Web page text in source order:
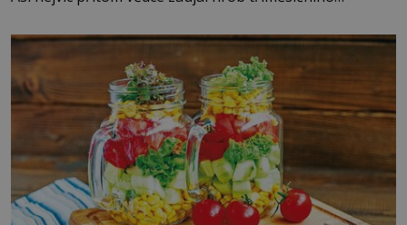
blonďaté vlásky. Fakt, že jsou těla dávných lidí nesmírně
dobře zachovalá, přičítají odborníci zdejším klimatickým
podmínkám. Sucho, prosolené písky a extrémně